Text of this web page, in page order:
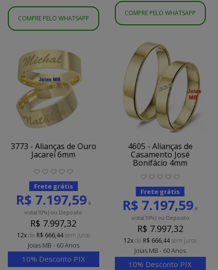
COMPRE PELO WHATSAPP
COMPRE PELO WHATSAPP
3773 - Alianças de Ouro
Jacareí 6mm
Frete grátis
R$ 7.197,59à
vista(10%) ou Deposito
R$ 7.997,32
12xde R$ 666,44sem juros
Joias MB - 60 Anos
10% Desconto PIX
4605 - Alianças de
Casamento José
Bonifácio 4mm
Frete grátis
R$ 7.197,59 à
vista(10%)ou Deposito
R$ 7.997,32
12xde R$ 666,44sem juros
Joias MB - 60 Anos
10% Desconto PIX